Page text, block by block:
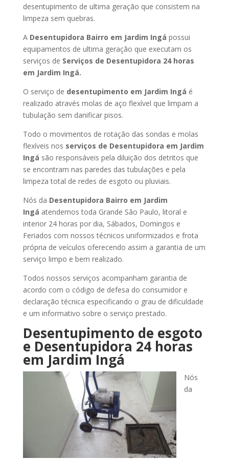
desentupimento de ultima geração que consistem na
limpeza sem quebras.
A Desentupidora Bairro em Jardim Ingá possui
equipamentos de ultima geração que executam os
serviços de Serviços de Desentupidora 24 horas
em Jardim Ingá.
O serviço de desentupimento em Jardim Ingá é
realizado através molas de aço flexível que limpam a
tubulação sem danificar pisos.
Todo o movimentos de rotação das sondas e molas
flexíveis nos serviços de Desentupidora em Jardim
Ingá são responsáveis pela diluição dos detritos que
se encontram nas paredes das tubulações e pela
limpeza total de redes de esgoto ou pluviais.
Nós da Desentupidora Bairro em Jardim
Ingá atendemos toda Grande São Paulo, litoral e
interior 24 horas por dia, Sábados, Domingos e
Feriados com nossos técnicos uniformizados e frota
própria de veículos oferecendo assim a garantia de um
serviço limpo e bem realizado.
Todos nossos serviços acompanham garantia de
acordo com o código de defesa do consumidor e
declaração técnica especificando o grau de dificuldade
e um informativo sobre o serviço prestado.
Desentupimento de esgoto
e Desentupidora 24 horas
em Jardim Ingá
Nós
da